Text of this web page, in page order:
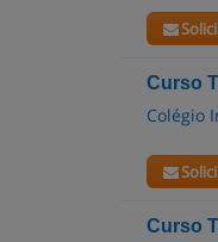
Curso
Colégio
Curso